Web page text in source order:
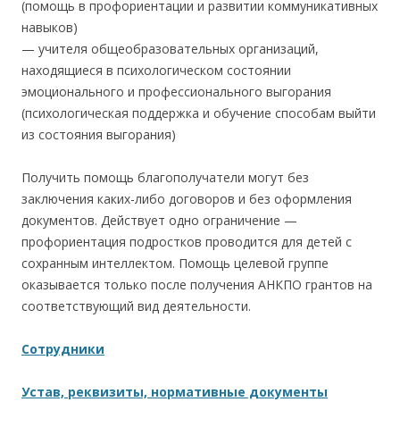
(помощь в профориентации и развитии коммуникативных
навыков)
— учителя общеобразовательных организаций,
находящиеся в психологическом состоянии
эмоционального и профессионального выгорания
(психологическая поддержка и обучение способам выйти
из состояния выгорания)
Получить помощь благополучатели могут без
заключения каких-либо договоров и без оформления
документов. Действует одно ограничение —
профориентация подростков проводится для детей с
сохранным интеллектом. Помощь целевой группе
оказывается только после получения АНКПО грантов на
соответствующий вид деятельности.
Сотрудники
Устав, реквизиты, нормативные документы